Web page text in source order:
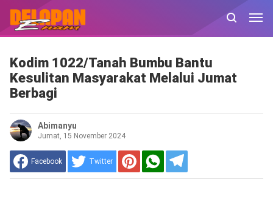
Kodim 1022/Tanah Bumbu Bantu
Kesulitan Masyarakat Melalui Jumat
Berbagi
Abimanyu
Jumat, 15 November 2024
Facebook Twitter